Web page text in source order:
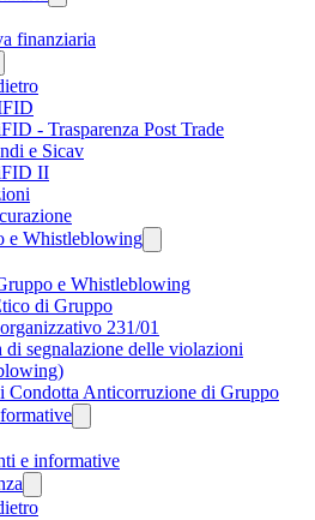
finanziaria
- Trasparenza Post Trade
e Sicav
II
e Whistleblowing
e Whistleblowing
di Gruppo
231/01
di segnalazione delle violazioni
Condotta Anticorruzione di Gruppo
e informative